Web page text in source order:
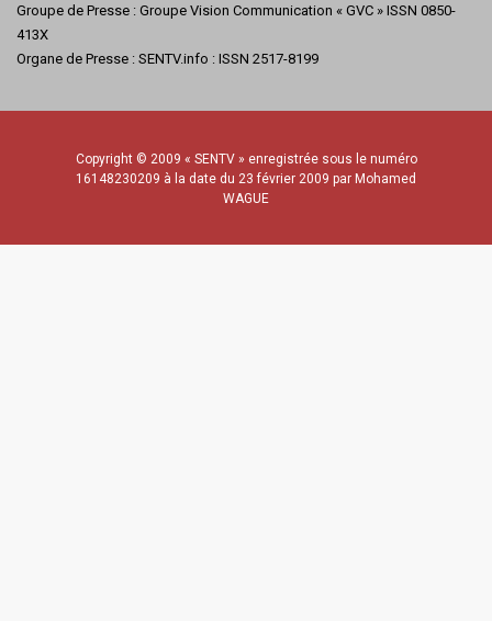
Groupe de Presse : Groupe Vision Communication « GVC » ISSN 0850-
413X
Organe de Presse : SENTV.info : ISSN 2517-8199
Copyright © 2009 « SENTV » enregistrée sous le numéro
16148230209 à la date du 23 février 2009 par Mohamed
WAGUE